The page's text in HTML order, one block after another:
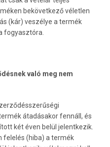
bekövetkező véletlen
(kár) veszélye a termék
fogyasztóra.
való meg nem
átadásakor fennáll, és
két éven belül jelentkezik.
felelés (hiba) a termék